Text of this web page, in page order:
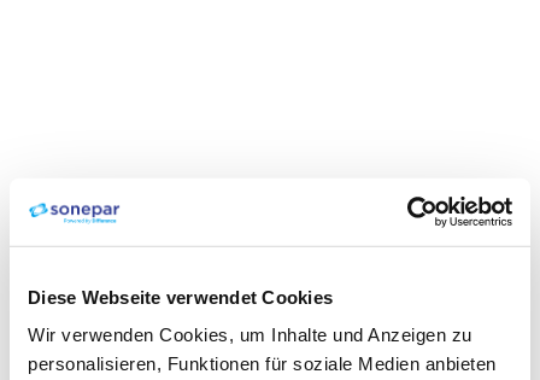
Diese Webseite verwendet Cookies
Wir verwenden Cookies, um Inhalte und Anzeigen zu
personalisieren, Funktionen für soziale Medien anbieten